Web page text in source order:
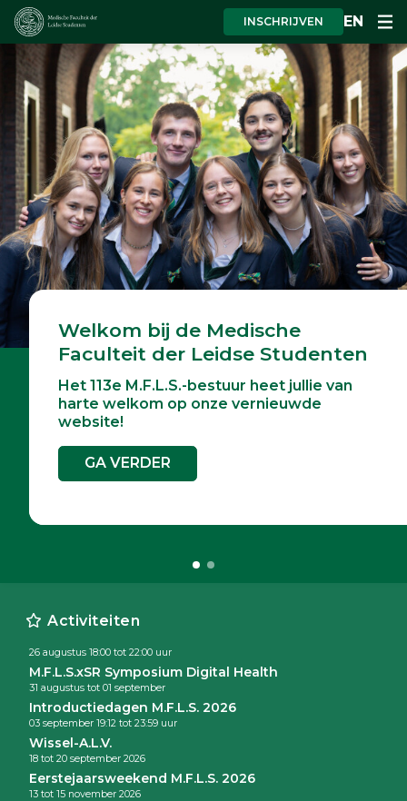
INSCHRIJVEN EN
Welkom bij de Medische
Faculteit der Leidse Studenten
Het 113e M.F.L.S.-bestuur heet jullie van
harte welkom op onze vernieuwde
website!
GA VERDER
bestuur
voor Stichting 113! Wil je meer weten over
haar doelstellingen? Kijk vooral op onze
doneerpagina!
GA VERDER
Activiteiten
M.F.L.S.xSR Symposium Digital Health
26 augustus 18:00 tot 22:00 uur
Introductiedagen M.F.L.S. 2026
31 augustus tot 01 september
Wissel-A.L.V.
03 september 19:12 tot 23:59 uur
Eerstejaarsweekend M.F.L.S. 2026
18 tot 20 september 2026
13 tot 15 november 2026